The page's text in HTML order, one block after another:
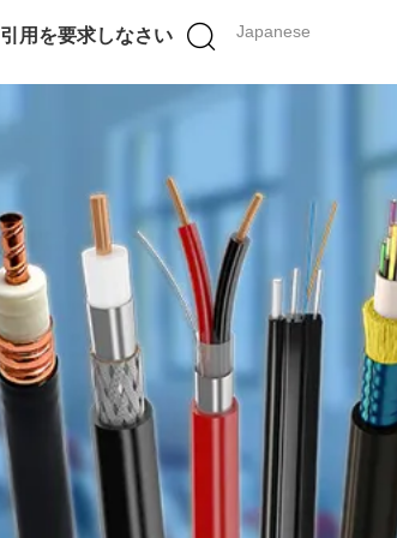
Japanese
引用を要求しなさい